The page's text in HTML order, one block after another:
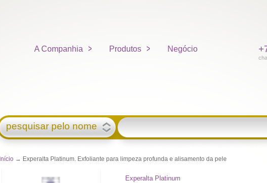
A Companhia Produtos Negócio
pesquisar pelo nome
Início → Experalta Platinum. Exfoliante para limpeza profunda e alisamento da pele
Experalta Platinum